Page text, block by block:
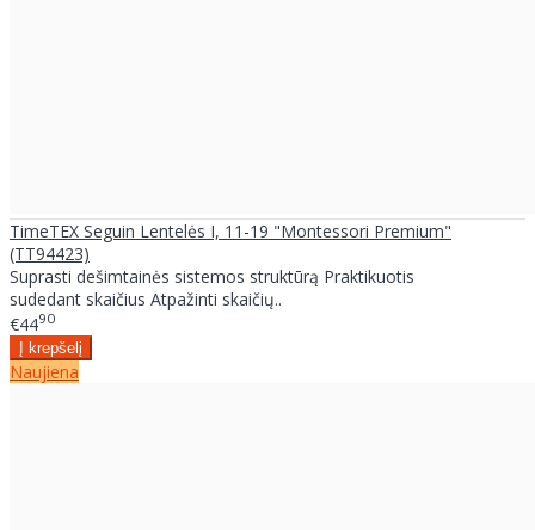
TimeTEX Seguin Lentelės I, 11-19 "Montessori Premium"
(TT94423)
Suprasti dešimtainės sistemos struktūrą Praktikuotis
sudedant skaičius Atpažinti skaičių..
€4490
Naujiena